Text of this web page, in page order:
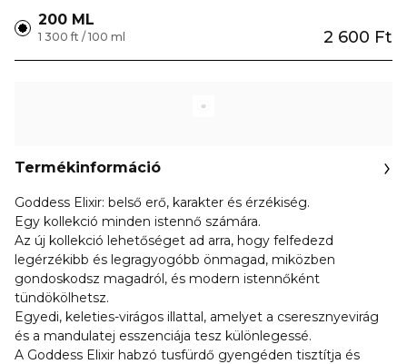
200 ML
2 600 Ft
1 300 ft / 100 ml
Termékinformáció
Goddess Elixir: belső erő, karakter és érzékiség.
Egy kollekció minden istennő számára.
Az új kollekció lehetőséget ad arra, hogy felfedezd
legérzékibb és legragyogóbb önmagad, miközben
gondoskodsz magadról, és modern istennőként
tündökölhetsz.
Egyedi, keleties-virágos illattal, amelyet a cseresznyevirág
és a mandulatej esszenciája tesz különlegessé.
A Goddess Elixir habzó tusfürdő gyengéden tisztítja és